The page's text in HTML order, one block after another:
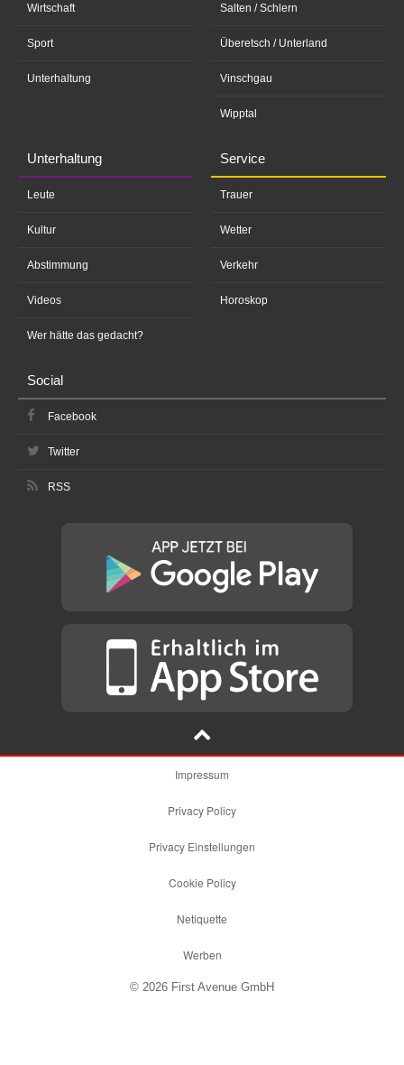
Wirtschaft
Sport
Unterhaltung
Salten / Schlern
Überetsch / Unterland
Vinschgau
Wipptal
Unterhaltung
Leute
Kultur
Abstimmung
Videos
Wer hätte das gedacht?
Service
Trauer
Wetter
Verkehr
Horoskop
Social
Facebook
Twitter
RSS
Impressum
Privacy Policy
Privacy Einstellungen
Cookie Policy
Netiquette
Werben
© 2026 First Avenue GmbH